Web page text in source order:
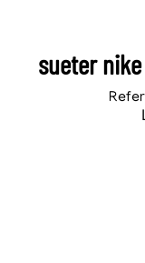
sueter